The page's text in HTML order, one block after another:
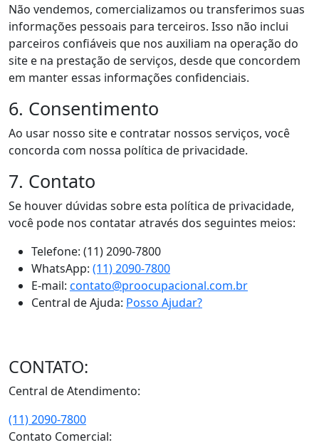
Não vendemos, comercializamos ou transferimos suas
informações pessoais para terceiros. Isso não inclui
parceiros confiáveis que nos auxiliam na operação do
site e na prestação de serviços, desde que concordem
em manter essas informações confidenciais.
6. Consentimento
Ao usar nosso site e contratar nossos serviços, você
concorda com nossa política de privacidade.
7. Contato
Se houver dúvidas sobre esta política de privacidade,
você pode nos contatar através dos seguintes meios:
Telefone: (11) 2090-7800
WhatsApp: (11) 2090-7800
E-mail: contato@proocupacional.com.br
Central de Ajuda: Posso Ajudar?
CONTATO:
Central de Atendimento:
(11) 2090-7800
Contato Comercial: